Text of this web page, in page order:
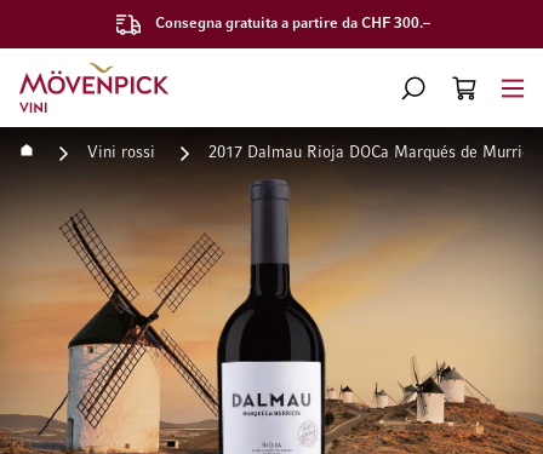
Consegna gratuita a partire da CHF 300.–
Vai alla Home Page
CERCA
CART
Home Vini rossi 2017 Dalmau Rioja DOCa Marqués de Murrieta
Vai alla fine della galleria di immagini